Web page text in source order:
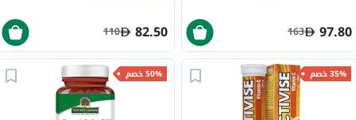
97.80
163
82.50
110
35% خصم 50% خصم